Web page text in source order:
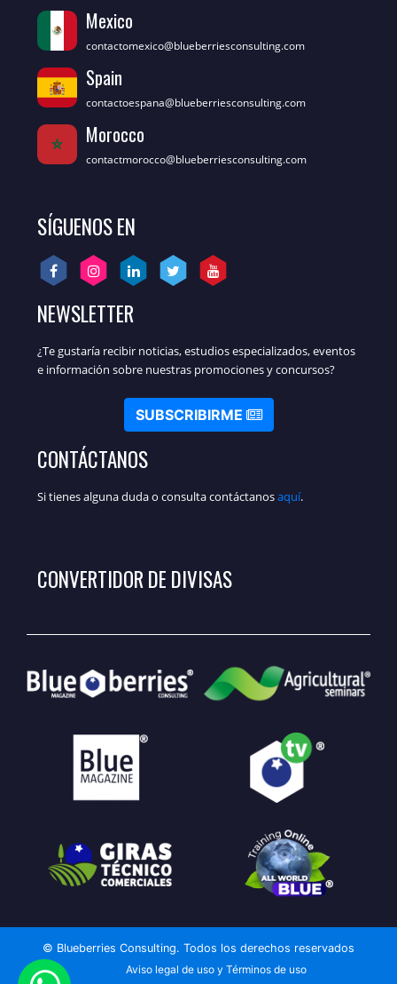
Mexico
contactomexico@blueberriesconsulting.com
Spain
contactoespana@blueberriesconsulting.com
Morocco
contactmorocco@blueberriesconsulting.com
SÍGUENOS EN
NEWSLETTER
¿Te gustaría recibir noticias, estudios especializados, eventos
e información sobre nuestras promociones y concursos?
SUBSCRIBIRME
CONTÁCTANOS
Si tienes alguna duda o consulta contáctanosaquí.
CONVERTIDOR DE DIVISAS
© Blueberries Consulting. Todos los derechos reservados
Aviso legal de uso y Términos de uso